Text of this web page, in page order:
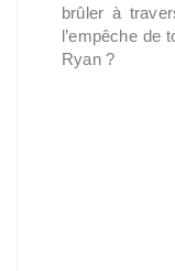
brûler à
l’empêche de
Ryan ?